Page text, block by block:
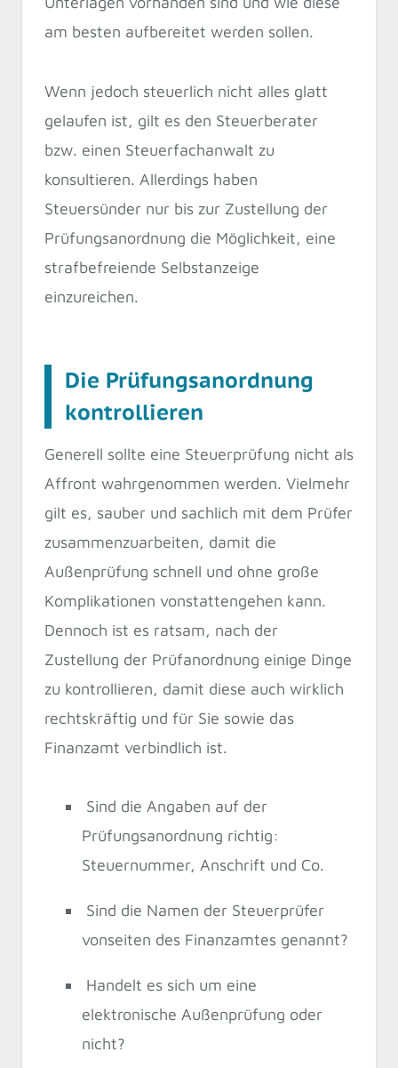
am besten aufbereitet werden sollen.
Wenn jedoch steuerlich nicht alles glatt
gelaufen ist, gilt es den Steuerberater
bzw. einen Steuerfachanwalt zu
konsultieren. Allerdings haben
Steuersünder nur bis zur Zustellung der
Prüfungsanordnung die Möglichkeit, eine
strafbefreiende Selbstanzeige
einzureichen.
Die Prüfungsanordnung
kontrollieren
Generell sollte eine Steuerprüfung nicht als
Affront wahrgenommen werden. Vielmehr
gilt es, sauber und sachlich mit dem Prüfer
zusammenzuarbeiten, damit die
Außenprüfung schnell und ohne große
Komplikationen vonstattengehen kann.
Dennoch ist es ratsam, nach der
Zustellung der Prüfanordnung einige Dinge
zu kontrollieren, damit diese auch wirklich
rechtskräftig und für Sie sowie das
Finanzamt verbindlich ist.
Sind die Angaben auf der
Prüfungsanordnung richtig:
Steuernummer, Anschrift und Co.
Sind die Namen der Steuerprüfer
vonseiten des Finanzamtes genannt?
Handelt es sich um eine
elektronische Außenprüfung oder
nicht?